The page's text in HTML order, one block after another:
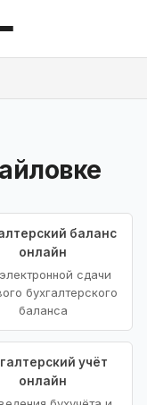
баланс
онлайн
сдачи
бухгалтерского
баланса
учёт
онлайн